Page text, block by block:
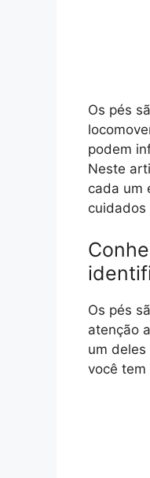
Os pés
podem
Neste
cada um
cuidados
Os pés
atenção
um
você tem